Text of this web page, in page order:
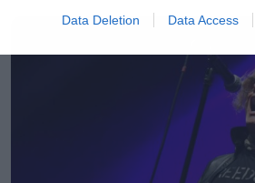
Data Deletion Data Access